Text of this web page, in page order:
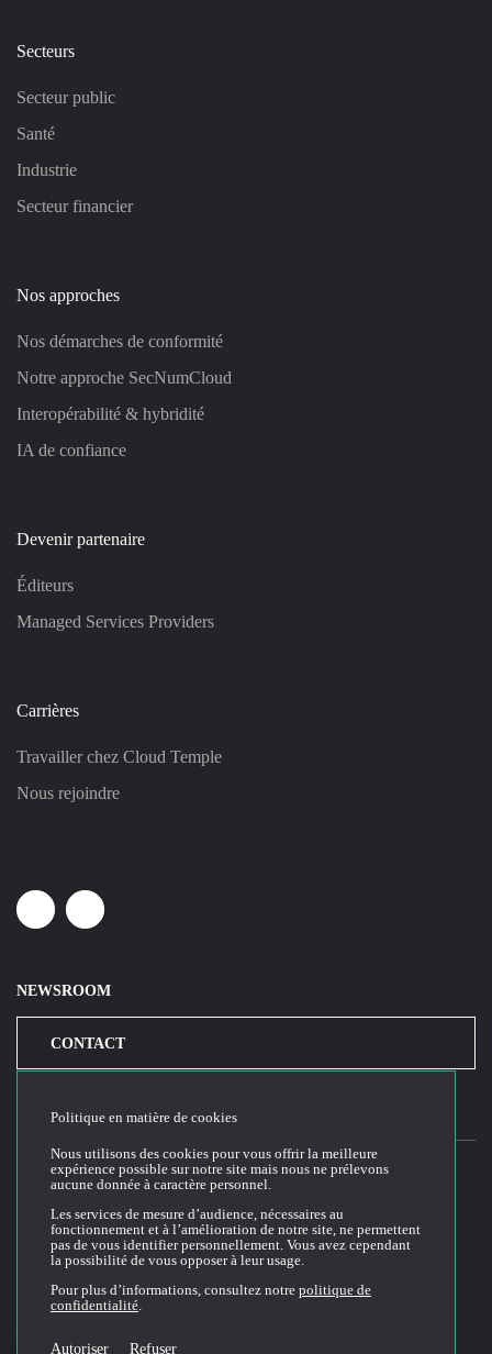
Secteurs
Secteur public
Santé
Industrie
Secteur financier
Nos approches
Nos démarches de conformité
Notre approche SecNumCloud
Interopérabilité & hybridité
IA de confiance
Devenir partenaire
Éditeurs
Managed Services Providers
Carrières
Travailler chez Cloud Temple
Nous rejoindre
LinkedinYoutube
NEWSROOM
CONTACT
Conditions générales d'utilisation du site web
Politique de confidentialité
Politique de cookies
Conditions Générales de Vente et Utilisation (CGVU)
Politique en matière de cookies
Nous utilisons des cookies pour vous offrir la meilleure
expérience possible sur notre site mais nous ne prélevons
aucune donnée à caractère personnel.
Les services de mesure d’audience, nécessaires au
fonctionnement et à l’amélioration de notre site, ne permettent
pas de vous identifier personnellement. Vous avez cependant
la possibilité de vous opposer à leur usage.
Pour plus d’informations, consultez notre politique de
confidentialité.
Autoriser Refuser